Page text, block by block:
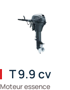
T 9.9 cv
Moteur essence